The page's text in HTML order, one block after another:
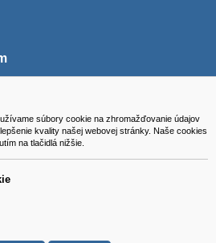
súbory cookie na zhromažďovanie údajov
kvality našej webovej stránky. Naše cookies
na tlačidlá nižšie.
01 Žiar nad Hronom